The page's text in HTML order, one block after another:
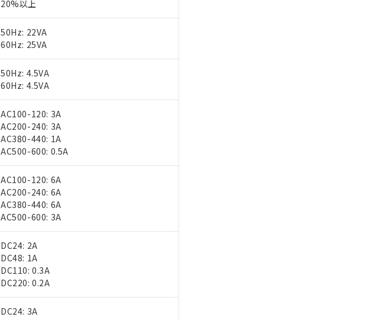
20%以上
50Hz: 22VA
60Hz: 25VA
50Hz: 4.5VA
60Hz: 4.5VA
AC100-120: 3A
AC200-240: 3A
AC380-440: 1A
AC500-600: 0.5A
AC100-120: 6A
AC200-240: 6A
AC380-440: 6A
AC500-600: 3A
DC24: 2A
DC48: 1A
DC110: 0.3A
DC220: 0.2A
DC24: 3A